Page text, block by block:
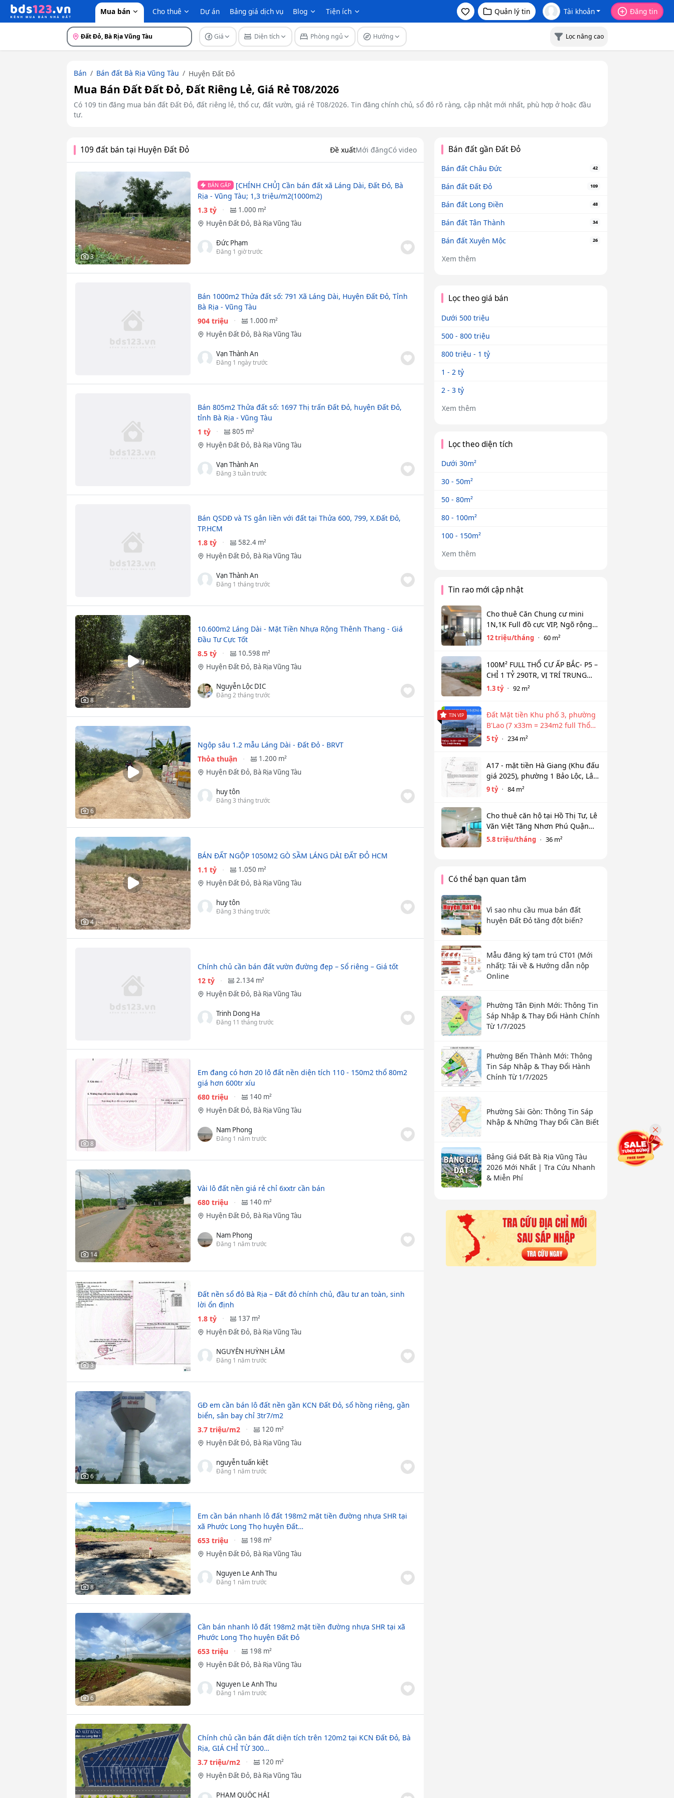
Mua bán Cho thuê Dự án Bảng giá dịch vụ Blog Tiện ích Quản lý tin Tài khoản Đăng tin
Đất Đỏ, Bà Rịa Vũng Tàu Giá Diện tích Phòng ngủ Hướng Lọc nâng cao
Bán Bán đất Bà Rịa Vũng Tàu Huyện Đất Đỏ
Mua Bán Đất Đất Đỏ, Đất Riêng Lẻ, Giá Rẻ T08/2026
Có 109 tin đăng mua bán đất Đất Đỏ, đất riêng lẻ, thổ cư, đất vườn, giá rẻ T08/2026. Tin đăng chính chủ, sổ đỏ rõ ràng, cập nhật mới nhất, phù hợp ở hoặc đầu
tư.
109 đất bán tại Huyện Đất Đỏ Đề xuấtMới đăngCó video
3
BÁN GẤP [CHÍNH CHỦ] Cần bán đất xã Láng Dài, Đất Đỏ, Bà
Rịa - Vũng Tàu; 1,3 triệu/m2(1000m2)
1.3 tỷ
1.000 m²
Huyện Đất Đỏ, Bà Rịa Vũng Tàu
Đức Phạm
Đăng 1 giờ trước
Bán 1000m2 Thửa đất số: 791 Xã Láng Dài, Huyện Đất Đỏ, Tỉnh
Bà Rịa - Vũng Tàu
904 triệu
1.000 m²
Huyện Đất Đỏ, Bà Rịa Vũng Tàu
Vạn Thành An
Đăng 1 ngày trước
Bán 805m2 Thửa đất số: 1697 Thị trấn Đất Đỏ, huyện Đất Đỏ,
tỉnh Bà Rịa - Vũng Tàu
1 tỷ
805 m²
Huyện Đất Đỏ, Bà Rịa Vũng Tàu
Vạn Thành An
Đăng 3 tuần trước
Bán QSDĐ và TS gắn liền với đất tại Thửa 600, 799, X.Đất Đỏ,
TP.HCM
1.8 tỷ
582.4 m²
Huyện Đất Đỏ, Bà Rịa Vũng Tàu
Vạn Thành An
Đăng 1 tháng trước
8
10.600m2 Láng Dài - Mặt Tiền Nhựa Rộng Thênh Thang - Giá
Đầu Tư Cực Tốt
8.5 tỷ
10.598 m²
Huyện Đất Đỏ, Bà Rịa Vũng Tàu
Nguyễn Lộc DIC
Đăng 2 tháng trước
6
Ngộp sâu 1.2 mẫu Láng Dài - Đất Đỏ - BRVT
Thỏa thuận
1.200 m²
Huyện Đất Đỏ, Bà Rịa Vũng Tàu
huy tôn
Đăng 3 tháng trước
4
BÁN ĐẤT NGỘP 1050M2 GÒ SẦM LÁNG DÀI ĐẤT ĐỎ HCM
1.1 tỷ
1.050 m²
Huyện Đất Đỏ, Bà Rịa Vũng Tàu
huy tôn
Đăng 3 tháng trước
Chính chủ cần bán đất vườn đường đẹp – Sổ riêng – Giá tốt
12 tỷ
2.134 m²
Huyện Đất Đỏ, Bà Rịa Vũng Tàu
Trinh Dong Ha
Đăng 11 tháng trước
8
Em đang có hơn 20 lô đất nền diện tích 110 - 150m2 thổ 80m2
giá hơn 600tr xíu
680 triệu
140 m²
Huyện Đất Đỏ, Bà Rịa Vũng Tàu
Nam Phong
Đăng 1 năm trước
14
Vài lô đất nền giá rẻ chỉ 6xxtr cần bán
680 triệu
140 m²
Huyện Đất Đỏ, Bà Rịa Vũng Tàu
Nam Phong
Đăng 1 năm trước
3
Đất nền sổ đỏ Bà Rịa – Đất đỏ chính chủ, đầu tư an toàn, sinh
lời ổn định
1.8 tỷ
137 m²
Huyện Đất Đỏ, Bà Rịa Vũng Tàu
NGUYỄN HUỲNH LÂM
Đăng 1 năm trước
6
GĐ em cần bán lô đất nền gần KCN Đất Đỏ, sổ hồng riêng, gần
biển, sân bay chỉ 3tr7/m2
3.7 triệu/m2
120 m²
Huyện Đất Đỏ, Bà Rịa Vũng Tàu
nguyễn tuấn kiệt
Đăng 1 năm trước
8
Em cần bán nhanh lô đất 198m2 mặt tiền đường nhựa SHR tại
xã Phước Long Thọ huyện Đất…
653 triệu
198 m²
Huyện Đất Đỏ, Bà Rịa Vũng Tàu
Nguyen Le Anh Thu
Đăng 1 năm trước
6
Cần bán nhanh lô đất 198m2 mặt tiền đường nhựa SHR tại xã
Phước Long Thọ huyện Đất Đỏ
653 triệu
198 m²
Huyện Đất Đỏ, Bà Rịa Vũng Tàu
Nguyen Le Anh Thu
Đăng 1 năm trước
Chính chủ cần bán đất diện tích trên 120m2 tại KCN Đất Đỏ, Bà
Rịa, GIÁ CHỈ TỪ 300…
3.7 triệu/m2
120 m²
Huyện Đất Đỏ, Bà Rịa Vũng Tàu
PHẠM QUỐC HẢI
Bán đất gần Đất Đỏ
Bán đất Châu Đức 42
Bán đất Đất Đỏ 109
Bán đất Long Điền 48
Bán đất Tân Thành 34
Bán đất Xuyên Mộc 26
Xem thêm
Lọc theo giá bán
Dưới 500 triệu
500 - 800 triệu
800 triệu - 1 tỷ
1 - 2 tỷ
2 - 3 tỷ
Xem thêm
Lọc theo diện tích
Dưới 30m²
30 - 50m²
50 - 80m²
80 - 100m²
100 - 150m²
Xem thêm
Tin rao mới cập nhật
Cho thuê Căn Chung cư mini
1N,1K Full đồ cực VIP, Ngõ rộng
View toàn mặt hồ Tây. Chỉ 12tr
12 triệu/tháng 60 m²
100M² FULL THỔ CƯ ẤP BẮC- P5 –
CHỈ 1 TỶ 290TR, VỊ TRÍ TRUNG
TÂM NGÂN HÀNG HỖ TRỢ 800TR
1.3 tỷ 92 m²
TIN VIP
Đất Mặt tiền Khu phố 3, phường
B'Lao (7 x33m = 234m2 full Thổ
cư)
5 tỷ 234 m²
A17 - mặt tiền Hà Giang (Khu đấu
giá 2025), phường 1 Bảo Lộc, Lâm
Đồng
9 tỷ 84 m²
Cho thuê căn hộ tại Hồ Thị Tư, Lê
Văn Việt Tăng Nhơn Phú Quận
9(cũ) Thủ Đức giá 5,8tr diện tích
5.8 triệu/tháng 36 m²
Có thể bạn quan tâm
Vì sao nhu cầu mua bán đất
huyện Đất Đỏ tăng đột biến?
Mẫu đăng ký tạm trú CT01 (Mới
nhất): Tải về & Hướng dẫn nộp
Online
Phường Tân Định Mới: Thông Tin
Sáp Nhập & Thay Đổi Hành Chính
Từ 1/7/2025
Phường Bến Thành Mới: Thông
Tin Sáp Nhập & Thay Đổi Hành
Chính Từ 1/7/2025
Phường Sài Gòn: Thông Tin Sáp
Nhập & Những Thay Đổi Cần Biết
Bảng Giá Đất Bà Rịa Vũng Tàu
2026 Mới Nhất | Tra Cứu Nhanh
& Miễn Phí